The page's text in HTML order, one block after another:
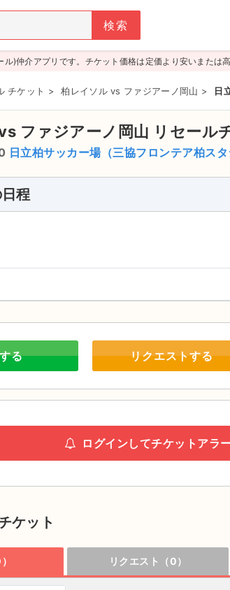
)仲介アプリです。チケット価格は定価より安いまたは
チケット > 柏レイソル vs ファジアーノ岡山 > 日
ファジアーノ岡山 リセール
日立柏サッカー場（三協フロンテア柏スタ
程
る リクエストする
ログインしてチケットアラ
ケット
リクエスト（0）